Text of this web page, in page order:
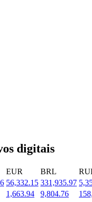
digitais
EUR BRL
56,332.15 331,935.97
1,663.94 9,804.76